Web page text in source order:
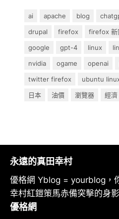
ai apache blog
drupal
firefox firefox 新
google
gpt-4 linux
nvidia
ogame openai
twitter firefox
ubuntu
日本
油價 瀏覽器 經濟
永遠的真田幸村
優格網 Yblog = yourblog，
幸村紅鎧策馬赤備突擊的身
優格網